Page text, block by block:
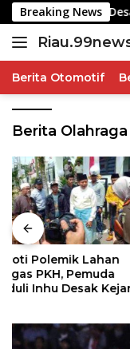
Langsung
ke
konten
Breaking News
Inhu Desak
Terbaik
Berita Otomotif
Berita Olahraga
Saat Duka
Korban Serangan
YBM PLN UP3
Kemanusiaan